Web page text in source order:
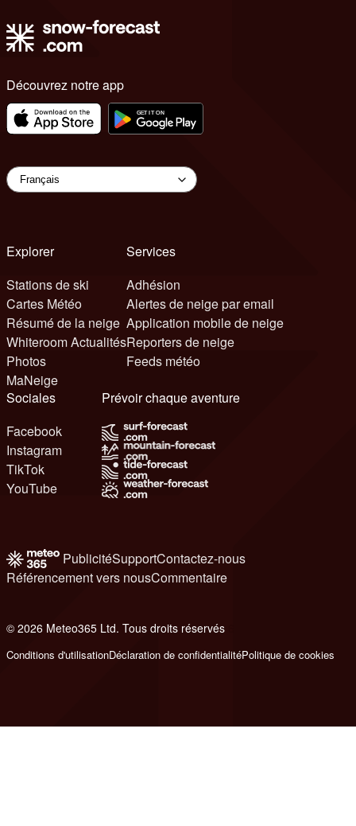
Découvrez notre app
Explorer
Stations de ski
Cartes Météo
Résumé de la neige
Whiteroom Actualités
Photos
MaNeige
Services
Adhésion
Alertes de neige par email
Application mobile de neige
Reporters de neige
Feeds météo
Sociales
Facebook
Instagram
TikTok
YouTube
Prévoir chaque aventure
PublicitéSupportContactez-nous
Référencement vers nousCommentaire
© 2026 Meteo365 Ltd. Tous droits réservés
Conditions d'utilisationDéclaration de confidentialitéPolitique de cookies